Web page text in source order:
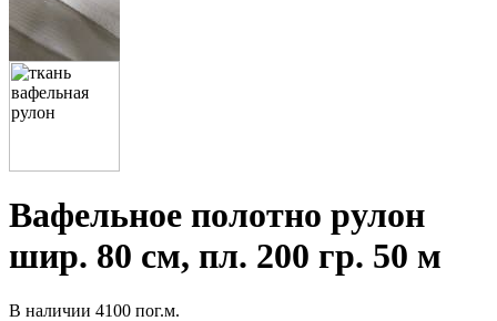
Вафельное полотно рулон
шир. 80 см, пл. 200 гр. 50 м
В наличии 4100 пог.м.